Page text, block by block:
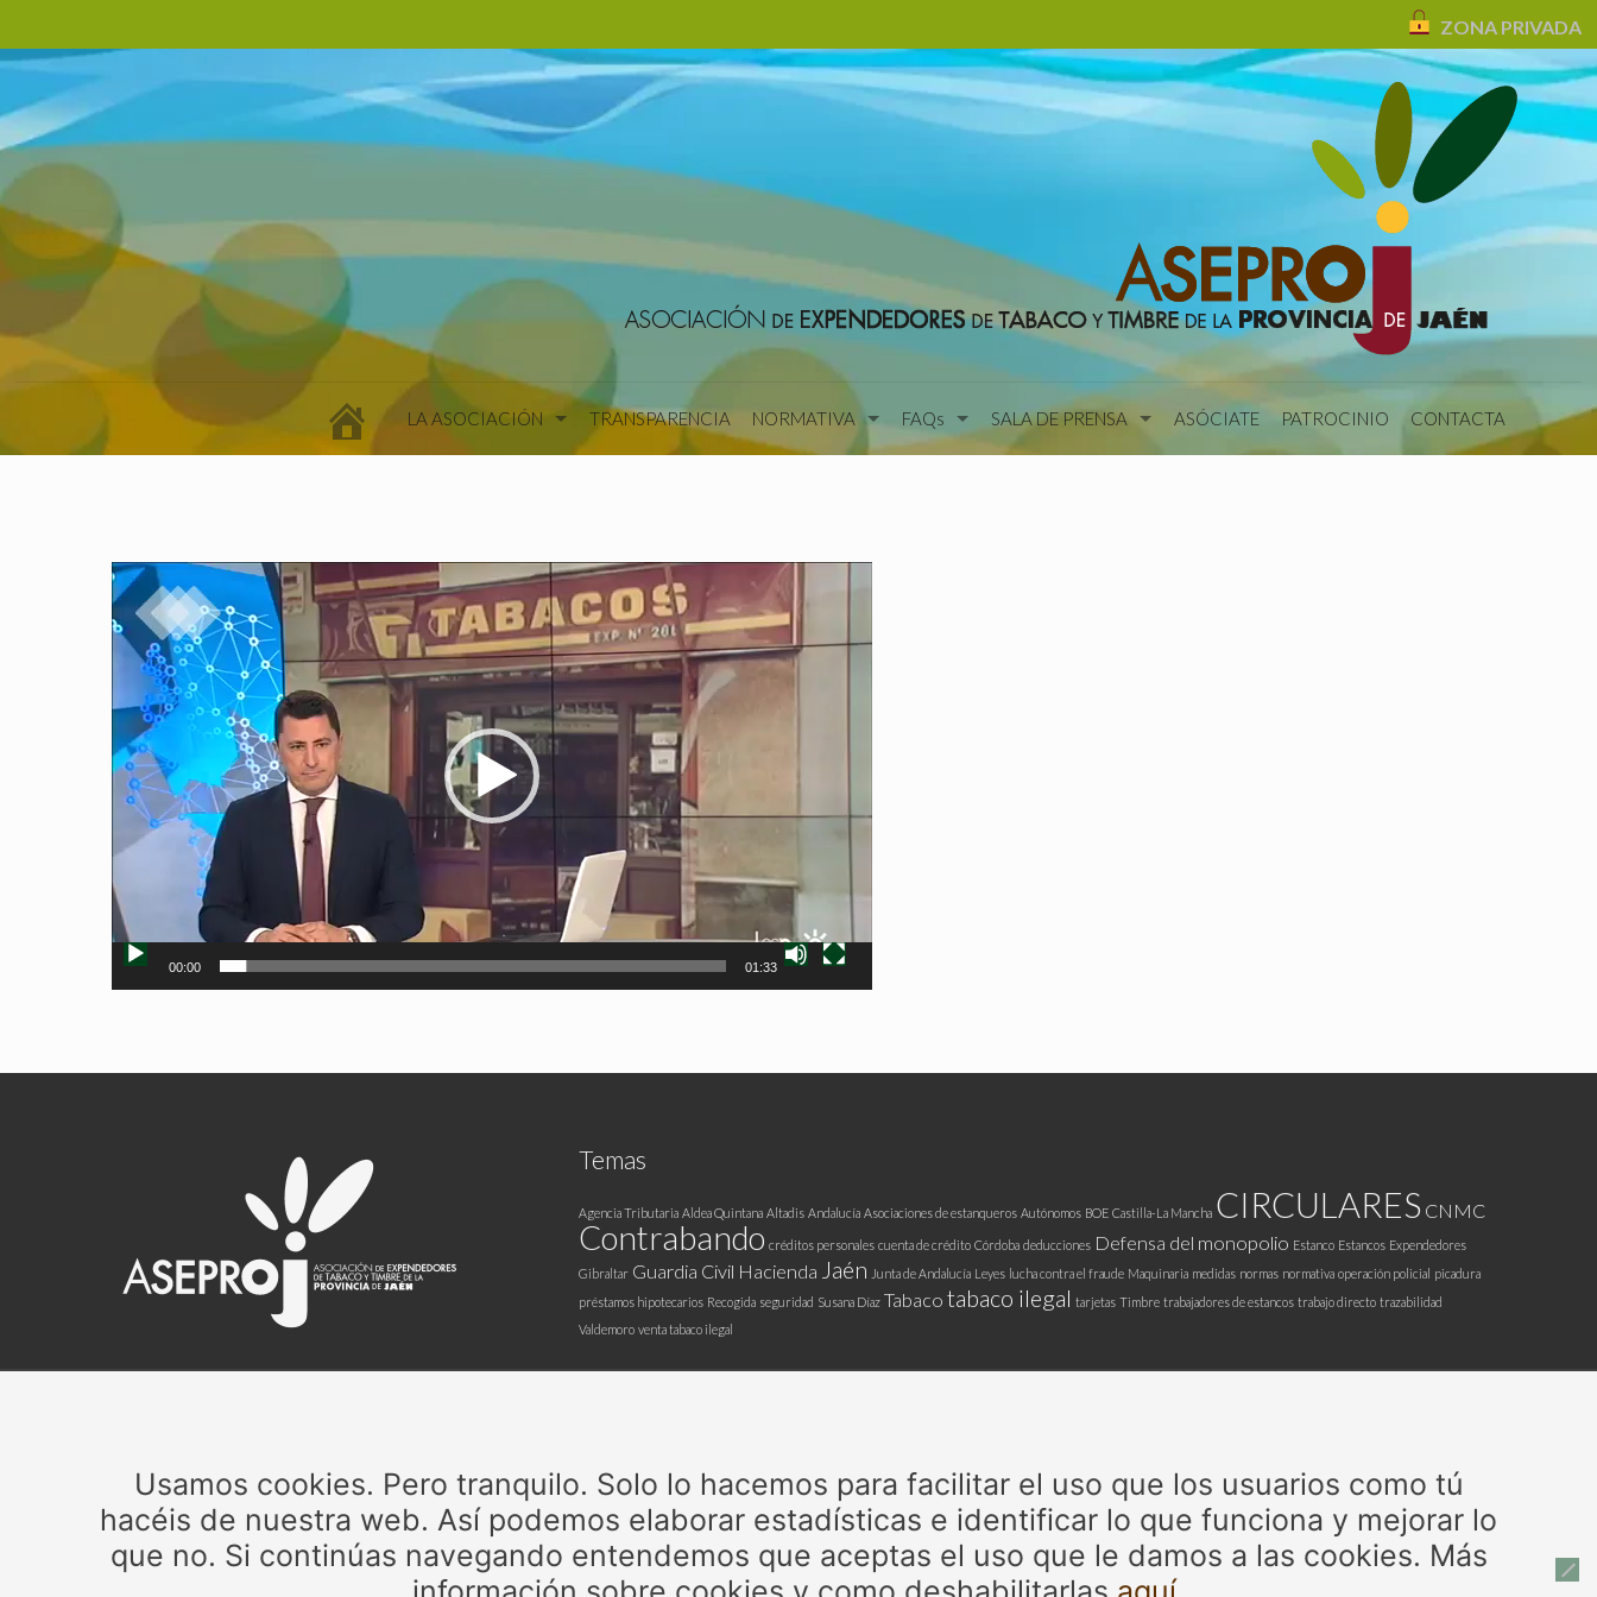
ZONA PRIVADA
LA ASOCIACIÓN TRANSPARENCIA NORMATIVA FAQs SALA DE PRENSA ASÓCIATE PATROCINIO CONTACTA
Reproductor
de
vídeo
00:00 01:33
Inscrita en el Registro de Asociaciones de Andalucía
con el número 23/230.
Contacta con ASEPROJ a través del correo
info@aseproj.com
Temas
Agencia Tributaria Aldea Quintana Altadis Andalucía Asociaciones de estanqueros Autónomos BOE Castilla-La Mancha CIRCULARES CNMC
Contrabando créditos personales cuenta de crédito Córdoba deducciones Defensa del monopolio Estanco Estancos Expendedores
Gibraltar Guardia Civil Hacienda Jaén Junta de Andalucía Leyes lucha contra el fraude Maquinaria medidas normas normativa operación policial picadura
préstamos hipotecarios Recogida seguridad Susana Díaz Tabaco tabaco ilegal tarjetas Timbre trabajadores de estancos trabajo directo trazabilidad
Valdemoro venta tabaco ilegal
Usamos cookies. Pero tranquilo. Solo lo hacemos para facilitar el uso que los usuarios como tú
hacéis de nuestra web. Así podemos elaborar estadísticas e identificar lo que funciona y mejorar lo
que no. Si continúas navegando entendemos que aceptas el uso que le damos a las cookies. Más